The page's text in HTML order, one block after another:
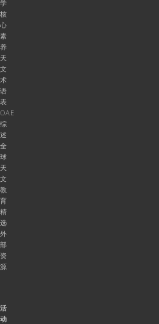
学
核
心
素
养
天
文
术
语
表
OAE
综
述
全
球
天
文
教
育
精
选
外
部
资
源
活
动